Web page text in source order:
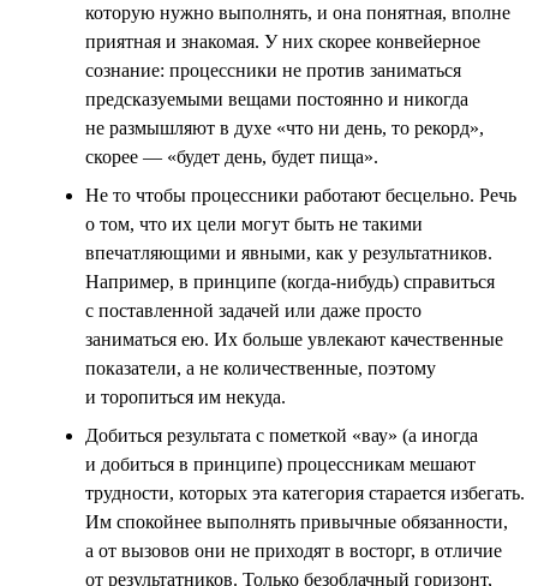
которую нужно выполнять, и она понятная, вполне
приятная и знакомая. У них скорее конвейерное
сознание: процессники не против заниматься
предсказуемыми вещами постоянно и никогда
не размышляют в духе «что ни день, то рекорд»,
скорее — «будет день, будет пища».
Не то чтобы процессники работают бесцельно. Речь
о том, что их цели могут быть не такими
впечатляющими и явными, как у результатников.
Например, в принципе (когда-нибудь) справиться
с поставленной задачей или даже просто
заниматься ею. Их больше увлекают качественные
показатели, а не количественные, поэтому
и торопиться им некуда.
Добиться результата с пометкой «вау» (а иногда
и добиться в принципе) процессникам мешают
трудности, которых эта категория старается избегать.
Им спокойнее выполнять привычные обязанности,
а от вызовов они не приходят в восторг, в отличие
от результатников. Только безоблачный горизонт,